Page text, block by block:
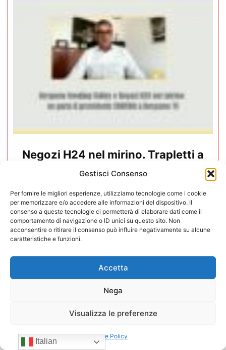
Gestisci Consenso
Per fornire le migliori esperienze, utilizziamo tecnologie come i cookie
per memorizzare e/o accedere alle informazioni del dispositivo. Il
consenso a queste tecnologie ci permetterà di elaborare dati come il
comportamento di navigazione o ID unici su questo sito. Non
acconsentire o ritirare il consenso può influire negativamente su alcune
caratteristiche e funzioni.
Accetta
Nega
Visualizza le preferenze
Cookie Policy
Negozi H24 nel mirino. Trapletti a
Bergamo TV: “I gestori H24 non
09/07/2026
Italian